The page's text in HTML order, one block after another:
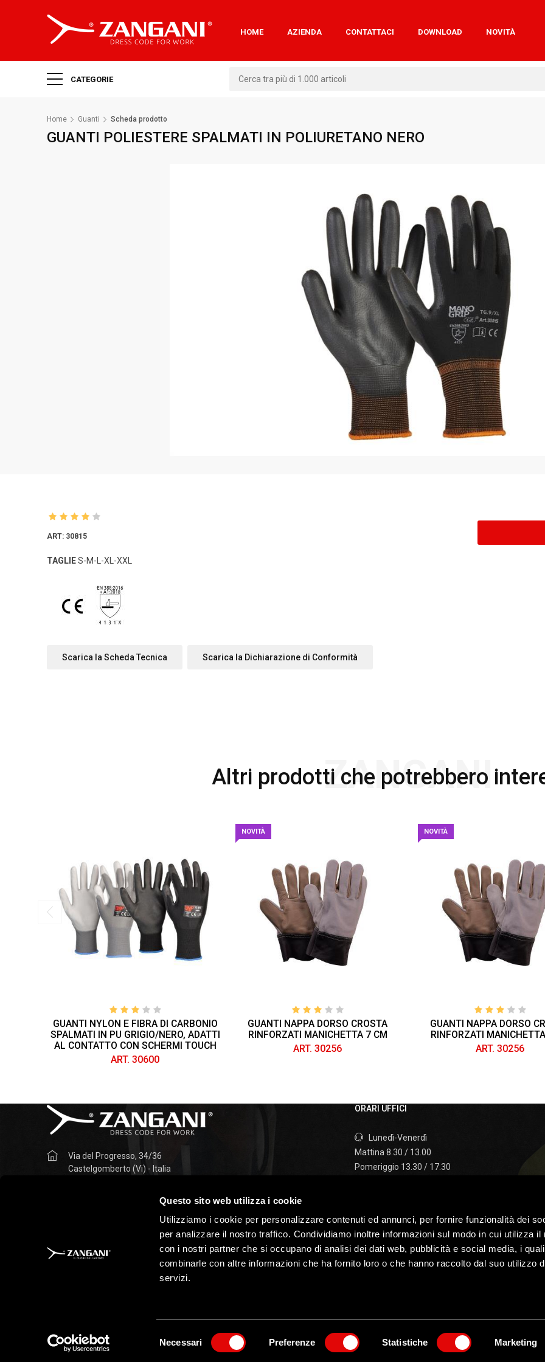
Questo sito web utilizza i cookie
Utilizziamo i cookie per personalizzare contenuti ed annunci, per fornire funzionalità dei
per analizzare il nostro traffico. Condividiamo inoltre informazioni sul modo in cui utilizza il
con i nostri partner che si occupano di analisi dei dati web, pubblicità e social media, i
combinarle con altre informazioni che ha fornito loro o che hanno raccolto dal suo utilizzo
servizi.
Necessari Preferenze Statistiche Marketing
HOME AZIENDA CONTATTACI DOWNLOAD NOVITÀ
CATEGORIE
Home Guanti Scheda prodotto
GUANTI POLIESTERE SPALMATI IN POLIURETANO NERO
ART: 30815
TAGLIES-M-L-XL-XXL
Scarica la Scheda Tecnica Scarica la Dichiarazione di Conformità
Altri prodotti che potrebbero
ZANGANI
GUANTI NYLON E FIBRA DI CARBONIO
SPALMATI IN PU GRIGIO/NERO, ADATTI
AL CONTATTO CON SCHERMI TOUCH
ART. 30600
NOVITÀ
GUANTI NAPPA DORSO CROSTA
RINFORZATI MANICHETTA 7 CM
ART. 30256
NOVITÀ
GUANTI NAPPA DORSO
RINFORZATI
ART. 30256
Via del Progresso, 34/36
Castelgomberto (Vi) - Italia
ORARI UFFICI
Lunedì-Venerdì
Mattina 8.30 / 13.00
Pomeriggio 13.30 / 17.30